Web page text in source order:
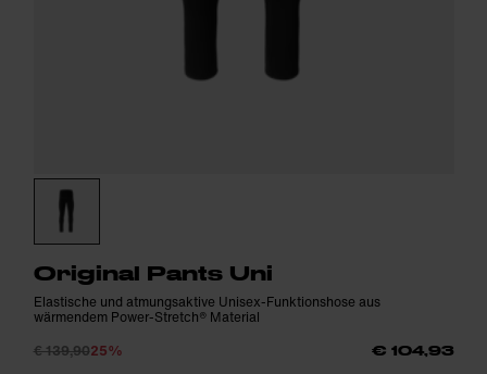
Original Pants Uni
Elastische und atmungsaktive Unisex-Funktionshose aus
wärmendem Power-Stretch® Material
€ 139,9025% € 104,93